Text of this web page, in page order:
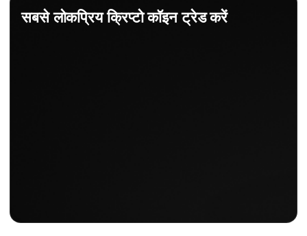
सबसे लोकप्रिय क्रिप्टो कॉइन ट्रेड करें